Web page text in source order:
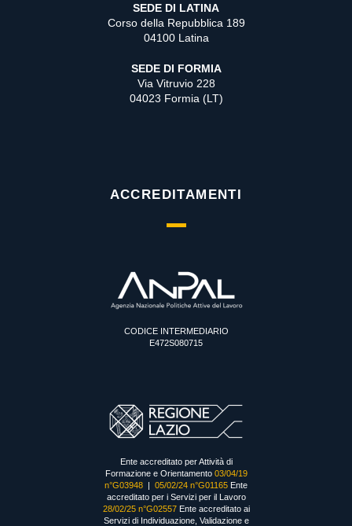
SEDE DI LATINA
Corso della Repubblica 189
04100 Latina
SEDE DI FORMIA
Via Vitruvio 228
04023 Formia (LT)
ACCREDITAMENTI
CODICE INTERMEDIARIO
E472S080715
Ente accreditato per Attività di
Formazione e Orientamento 03/04/19
n°G03948 | 05/02/24 n°G01165 Ente
accreditato per i Servizi per il Lavoro
28/02/25 n°G02557Ente accreditato ai
Servizi di Individuazione, Validazione e